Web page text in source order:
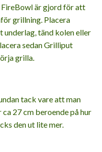
FireBowl är gjord för att
grillning. Placera
tänd kolen eller
sedan Grilliput
grilla.
tack vare att man
27 cm beroende på hur
den ut lite mer.